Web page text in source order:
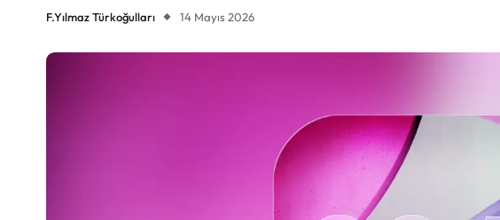
F.Yılmaz Türkoğulları 14 Mayıs 2026